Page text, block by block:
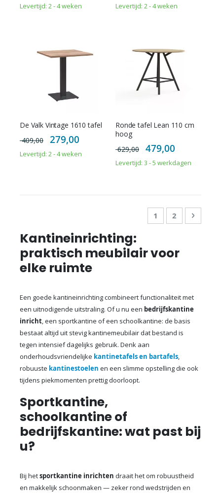
Levertijd: 2 - 4 weken Levertijd: 2 - 4 weken
De Valk Vintage 1610 tafel
409,00
Special
Price
279,00
Levertijd: 2 - 4 weken
Ronde tafel Lean 110 cm
hoog
629,00
Special
Price
479,00
Levertijd: 3 - 5 werkdagen
Pagina
U lees
1 Pagina
2 Pagina
Kantineinrichting:
praktisch meubilair voor
elke ruimte
Een goede kantineinrichting combineert functionaliteit met
een uitnodigende uitstraling. Of u nu een bedrijfskantine
inricht, een sportkantine of een schoolkantine: de basis
bestaat altijd uit stevig kantinemeubilair dat bestand is
tegen intensief dagelijks gebruik. Denk aan
onderhoudsvriendelijke kantinetafels en bartafels,
robuuste kantinestoelen en een slimme opstelling die ook
tijdens piekmomenten prettig doorloopt.
Sportkantine,
schoolkantine of
bedrijfskantine: wat past bij
u?
Bij hetsportkantine inrichten draait het om robuustheid
en makkelijk schoonmaken — zeker rond wedstrijden en